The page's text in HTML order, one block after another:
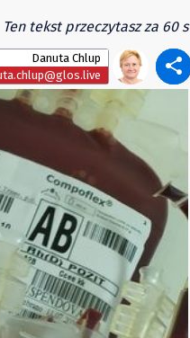
Ten tekst przeczytasz za 60 s
Danuta Chlup